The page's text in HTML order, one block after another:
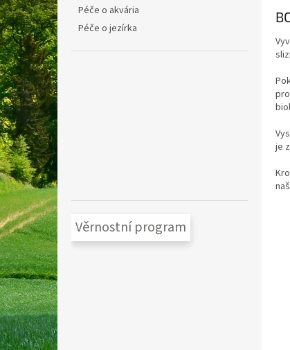
Péče o akvária
Péče o jezírka
Věrnostní program
je